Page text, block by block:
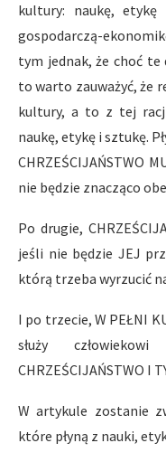
kultury: naukę, etykę
gospodarczą-
tym jednak, że choć
to warto zauważyć, że
kultury, a to z tej
naukę, etykę i sztukę.
CHRZEŚCIJAŃSTWO
nie będzie znacząco
Po drugie,
jeśli nie będzie JEJ
którą trzeba wyrzucić
I po trzecie, W PEŁNI
służy
CHRZEŚCIJAŃSTWO I
W artykule zostanie
które płyną z nauki,